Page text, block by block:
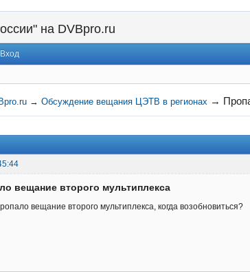
на DVBpro.ru
Вход
→Обсуждение вещания ЦЭТВ в регионах →
вещание второго мультиплекса
вещание второго мультиплекса, когда возобновиться?